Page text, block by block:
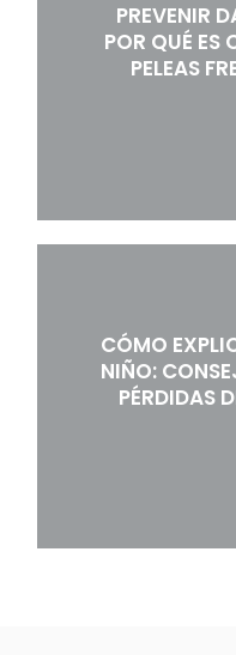
PREVENIR
POR QUÉ ES
PELEAS
CÓMO
NIÑO:
PÉRDIDAS